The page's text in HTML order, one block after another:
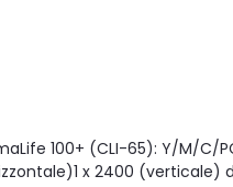
100+ (CLI-65): Y/M/C/
x 2400 (verticale)